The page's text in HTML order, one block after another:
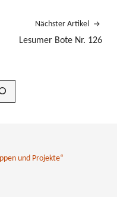
Nächster Artikel
Lesumer Bote Nr. 126
und Projekte“